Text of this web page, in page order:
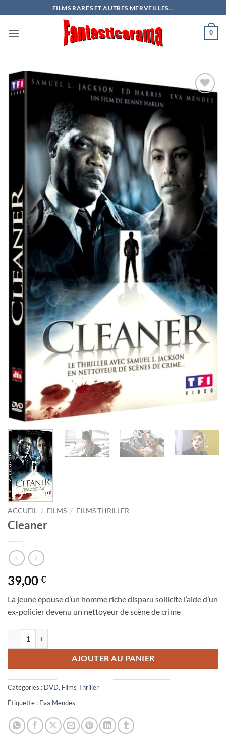
au
contenu
FILMS RARES ET AUTRES MERVEILLES...
0
Ajouter
d’envies
ACCUEIL / FILMS / FILMS THRILLER
Cleaner
39,00 €
La jeune épouse d’un homme riche disparu sollicite l’aide d’un
ex-policier devenu un nettoyeur de scène de crime
AJOUTER AU PANIER
Catégories : DVD, Films Thriller
Étiquette : Eva Mendes